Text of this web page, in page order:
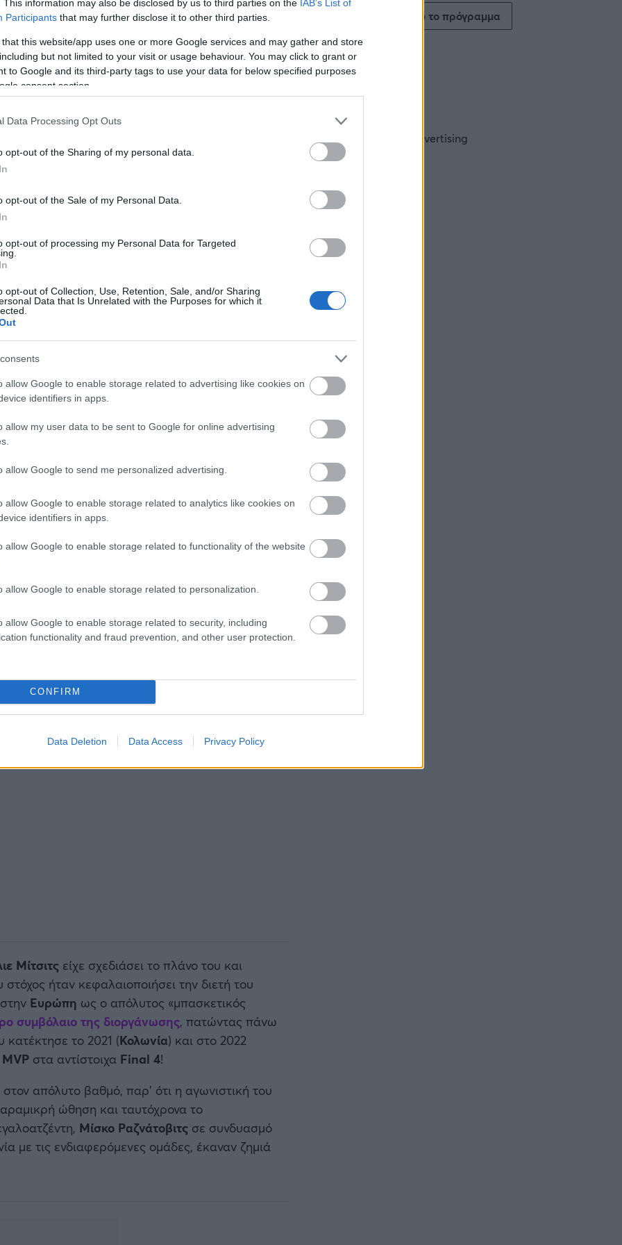
This information may also be disclosed by us to third parties on the IAB’s List of
Participants that may further disclose it to other third parties.
that this website/app uses one or more Google services and may gather and store
but not limited to your visit or usage behaviour. You may click to grant or
to Google and its third-party tags to use your data for below specified purposes
consent section.
Data Processing Opt Outs
opt-out of the Sharing of my personal data.
opt-out of the Sale of my Personal Data.
opt-out of processing my Personal Data for Targeted
opt-out of Collection, Use, Retention, Sale, and/or Sharing
Data that Is Unrelated with the Purposes for which it
allow Google to enable storage related to advertising like cookies on
identifiers in apps.
allow my user data to be sent to Google for online advertising
allow Google to send me personalized advertising.
allow Google to enable storage related to analytics like cookies on
identifiers in apps.
allow Google to enable storage related to functionality of the website
allow Google to enable storage related to personalization.
allow Google to enable storage related to security, including
functionality and fraud prevention, and other user protection.
CONFIRM
Data Deletion Data Access Privacy Policy
Χάποελ Τελ Αβίβ και να γίνεται ο
εφετινής Euroleague.
την διάρκεια της εξαιρετικής 5ετίας που
συνολικά 9 τίτλους που κατέκτησε με την
συναναστραφώ από κοντά στο τελευταίο μου
σίγουρο είναι ένα...
και παρ' ότι η τακτική που ακολούθησε στις
το οριστικό κλείσιμο της υπόθεσης τον
μετεγγραφικής περιόδου και ως και τον
στόχους που έβαλε.
Τελ Αβίβ είναι οριστική και μάλιστα πήρε
σαφές τι εννοούμε με όλα τα παραπάνω. Αλλά
ο υπογράφων έσπευσε να ξεκαθαρίσει ότι ο
Μίτσιτς είχε σχεδιάσει το πλάνο του και
ήταν κεφαλαιοποιήσει την διετή του
Ευρώπη ως ο απόλυτος «μπασκετικός
συμβόλαιο της διοργάνωσης, πατώντας πάνω
το 2021 (Κολωνία) και στο 2022
MVP στα αντίστοιχα Final 4!
απόλυτο βαθμό, παρ' ότι η αγωνιστική του
ώθηση και ταυτόχρονα το
Μίσκο Ραζνάτοβιτς σε συνδυασμό
με τις ενδιαφερόμενες ομάδες, έκαναν ζημιά
Δείτε όλο το πρόγραμμα